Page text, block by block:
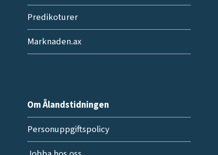
Predikoturer
Marknaden.ax
Om Ålandstidningen
Personuppgiftspolicy